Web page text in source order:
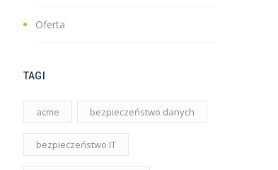
Oferta
TAGI
acme bezpieczeństwo danych
bezpieczeństwo IT